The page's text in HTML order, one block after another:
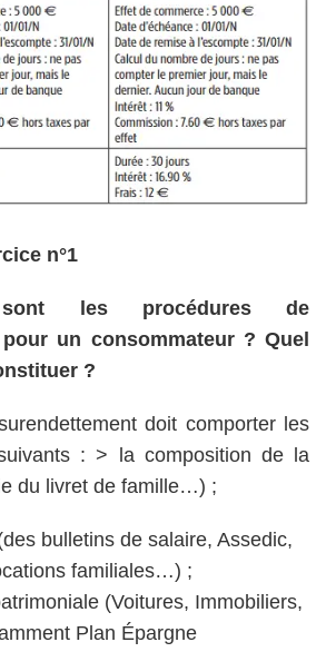
n°1
les procédures de
un consommateur ? Quel
?
doit comporter les
: > la composition de la
du livret de famille…) ;
bulletins de salaire, Assedic,
familiales…) ;
(Voitures, Immobiliers,
Plan Épargne